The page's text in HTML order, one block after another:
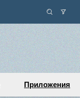
Приложения